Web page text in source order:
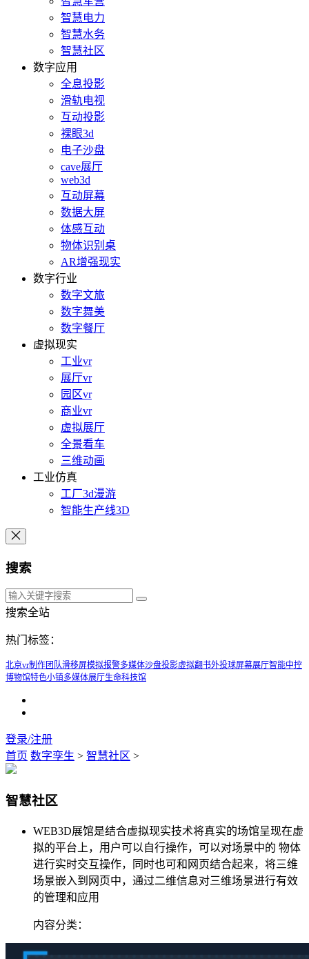
智慧电力
智慧水务
智慧社区
数字应用
全息投影
滑轨电视
互动投影
裸眼3d
电子沙盘
cave展厅
web3d
互动屏幕
数据大屏
体感互动
物体识别桌
AR增强现实
数字行业
数字文旅
数字舞美
数字餐厅
虚拟现实
工业vr
展厅vr
园区vr
商业vr
虚拟展厅
全景看车
三维动画
工业仿真
工厂3d漫游
智能生产线3D
搜索
搜索全站
热门标签：
北京vr制作团队滑移屏模拟报警多媒体沙盘投影虚拟翻书外投球屏幕展厅智能中控
博物馆特色小镇多媒体展厅生命科技馆
登录/注册
首页 数字孪生 > 智慧社区 >
智慧社区
WEB3D展馆是结合虚拟现实技术将真实的场馆呈现在虚
拟的平台上，用户可以自行操作，可以对场景中的 物体
进行实时交互操作，同时也可和网页结合起来，将三维
场景嵌入到网页中，通过二维信息对三维场景进行有效
的管理和应用
内容分类：